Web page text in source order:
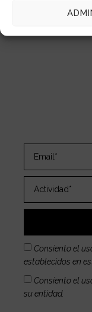
Consiento el
establecidos en
Consiento el
su entidad.